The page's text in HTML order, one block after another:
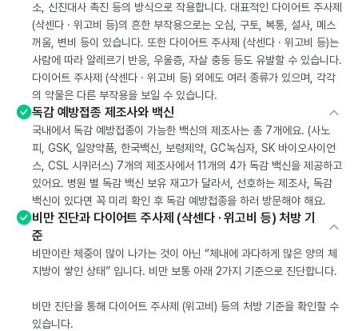
소, 신진대사 촉진 등의 방식으로 작용합니다. 대표적인 다이어트 주사제
(삭센다 · 위고비 등)의 흔한 부작용으로는 오심, 구토, 복통, 설사, 메스
꺼움, 변비 등이 있습니다. 또한 다이어트 주사제 (삭센다 · 위고비 등)는
사람에 따라 알레르기 반응, 우울증, 자살 충동 등도 유발할 수 있습니다.
다이어트 주사제 (삭센다 · 위고비 등) 외에도 여러 종류가 있으며, 각각
의 약물은 다른 부작용을 보일 수 있습니다.
독감 예방접종 제조사와 백신
국내에서 독감 예방접종이 가능한 백신의 제조사는 총 7개에요. (사노
피, GSK, 일양약품, 한국백신, 보령제약, GC녹십자, SK 바이오사이언
스, CSL 시퀴러스) 7개의 제조사에서 11개의 4가 독감 백신을 제공하고
있어요. 병원 별 독감 백신 보유 재고가 달라서, 선호하는 제조사, 독감
백신이 있다면 꼭 미리 확인 후 독감 예방접종을 하러 방문해야 해요.
비만 진단과 다이어트 주사제 (삭센다 · 위고비 등) 처방 기
준
비만이란 체중이 많이 나가는 것이 아닌 “체내에 과다하게 많은 양의 체
지방이 쌓인 상태” 입니다. 비만 보통 아래 2가지 기준으로 진단합니다.
비만 진단을 통해 다이어트 주사제 (위고비) 등의 처방 기준을 확인할 수
있습니다.